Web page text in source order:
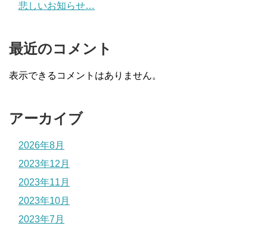
悲しいお知らせ…
最近のコメント
表示できるコメントはありません。
アーカイブ
2026年8月
2023年12月
2023年11月
2023年10月
2023年7月